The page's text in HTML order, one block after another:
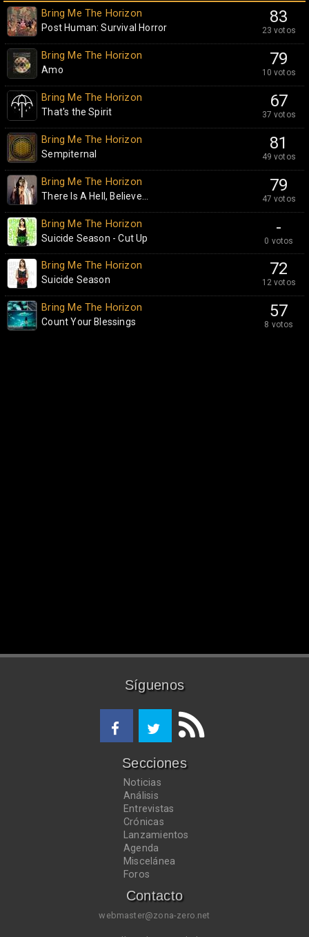
83
23 votos
Bring Me The Horizon
Post Human: Survival Horror
79
10 votos
Bring Me The Horizon
Amo
67
37 votos
Bring Me The Horizon
That's the Spirit
81
49 votos
Bring Me The Horizon
Sempiternal
79
47 votos
Bring Me The Horizon
There Is A Hell, Believe...
-
0 votos
Bring Me The Horizon
Suicide Season - Cut Up
72
12 votos
Bring Me The Horizon
Suicide Season
57
8 votos
Bring Me The Horizon
Count Your Blessings
Síguenos
Secciones
Noticias
Análisis
Entrevistas
Crónicas
Lanzamientos
Agenda
Miscelánea
Foros
Contacto
webmaster@zona-zero.net